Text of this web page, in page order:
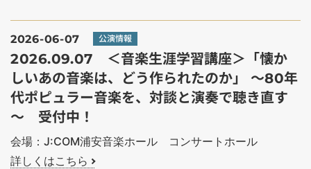
2026-06-07 公演情報
2026.09.07 ＜音楽生涯学習講座＞「懐か
しいあの音楽は、どう作られたのか」 ～80年
代ポピュラー音楽を、対談と演奏で聴き直す
～ 受付中！
会場：J:COM浦安音楽ホール コンサートホール
詳しくはこちら